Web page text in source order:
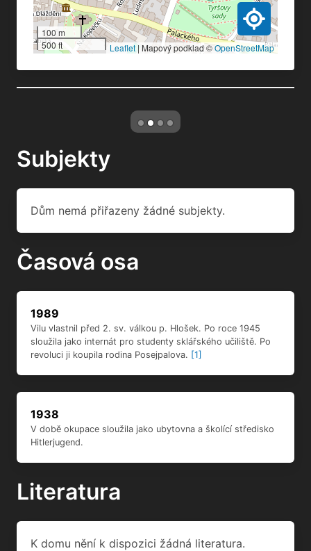
100 m
500 ft
Leaflet |Mapový podklad ©OpenStreetMap
Subjekty
Dům nemá přiřazeny žádné subjekty.
Časová osa
1989
Vilu vlastnil před 2. sv. válkou p. Hlošek. Po roce 1945
sloužila jako internát pro studenty sklářského učiliště. Po
revoluci ji koupila rodina Posejpalova. [1]
1938
V době okupace sloužila jako ubytovna a školící středisko
Hitlerjugend.
Literatura
K domu nění k dispozici žádná literatura.